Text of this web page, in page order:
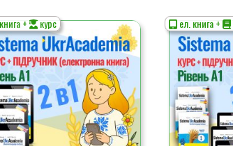
+ курс ел. книга +
Цей
товар
має
кілька
варіантів.
Параметри
можна
вибрати
на